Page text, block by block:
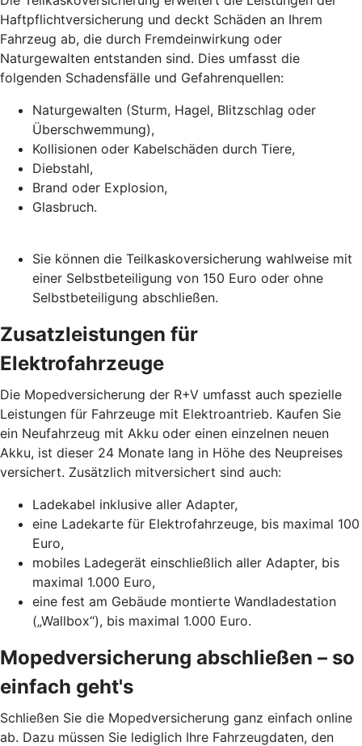
Haftpflichtversicherung und deckt Schäden an Ihrem
Fahrzeug ab, die durch Fremdeinwirkung oder
Naturgewalten entstanden sind. Dies umfasst die
folgenden Schadensfälle und Gefahrenquellen:
Naturgewalten (Sturm, Hagel, Blitzschlag oder
Überschwemmung),
Kollisionen oder Kabelschäden durch Tiere,
Diebstahl,
Brand oder Explosion,
Glasbruch.
Sie können die Teilkaskoversicherung wahlweise mit
einer Selbstbeteiligung von 150 Euro oder ohne
Selbstbeteiligung abschließen.
Zusatzleistungen für
Elektrofahrzeuge
Die Mopedversicherung der R+V umfasst auch spezielle
Leistungen für Fahrzeuge mit Elektroantrieb. Kaufen Sie
ein Neufahrzeug mit Akku oder einen einzelnen neuen
Akku, ist dieser 24 Monate lang in Höhe des Neupreises
versichert. Zusätzlich mitversichert sind auch:
Ladekabel inklusive aller Adapter,
eine Ladekarte für Elektrofahrzeuge, bis maximal 100
Euro,
mobiles Ladegerät einschließlich aller Adapter, bis
maximal 1.000 Euro,
eine fest am Gebäude montierte Wandladestation
(„Wallbox“), bis maximal 1.000 Euro.
Mopedversicherung abschließen – so
einfach geht's
Schließen Sie die Mopedversicherung ganz einfach online
ab. Dazu müssen Sie lediglich Ihre Fahrzeugdaten, den